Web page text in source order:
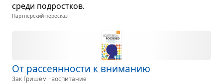
среди под­рост­ков.
Партнёрский пересказ
От рас­се­ян­но­сти к вни­ма­нию
Зак Гришем · воспитание